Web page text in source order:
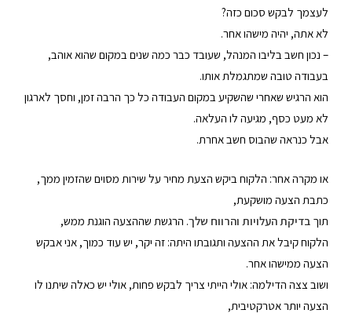
לעצמך לבקש סכום כזה?
לא אתה, יהיה מישהו אחר.
– נכון חשב בליבו המנהל, שעובד כבר כמה שנים במקום שהוא אוהב,
בעבודה טובה שמתגמלת אותו.
הוא הרגיש שאחרי שהשקיע במקום העבודה כל כך הרבה זמן, וחסך לארגון
לא מעט כסף, מגיעה לו העלאה.
אבל כנראה שהבוס חשב אחרת.
או מקרה אחר: הלקוח ביקש הצעת מחיר על שירות מסוים שהזמין ממך,
כתבת הצעה מושקעת,
תוך בדיקת העלויות והרווח שלך. הרגשת שההצעה הוגנת ממש,
הלקוח קיבל את ההצעה ותגובתו היתה: זה יקר, יש עוד כמוך, אני אבקש
הצעה ממישהו אחר.
ושוב צצה הדילמה: אולי הייתי צריך לבקש פחות, אולי יש כאלה שיתנו לו
הצעה יותר אטרקטיבית,